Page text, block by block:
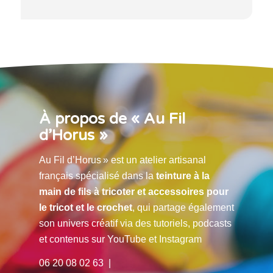
À propos de « Au Fil
d’Horus »
Au Fil d’Horus » est un atelier artisanal
français spécialisé dans la teinture à la
main de fils à tricoter et accessoires pour
le tricot et le crochet, qui partage également
son univers créatif via des tutoriels, podcasts
et contenus sur YouTube et Instagram
06 20 08 02 63 |